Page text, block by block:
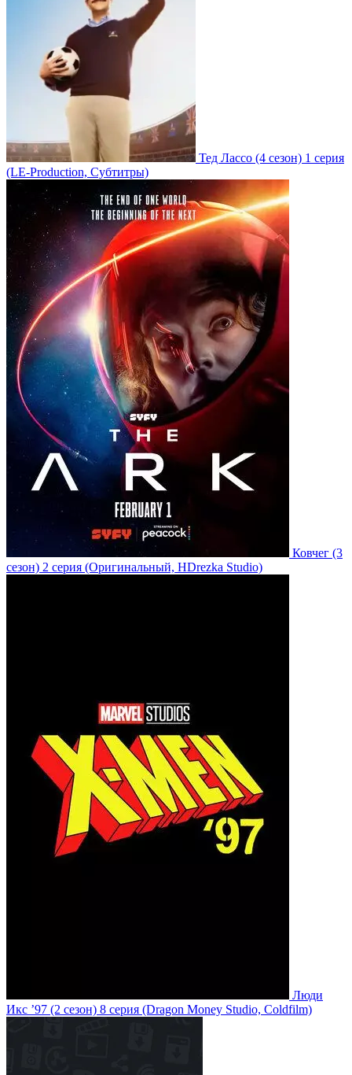
Тед Лассо (4 сезон) 1 серия
(LE-Production, Субтитры)
Ковчег (3
сезон) 2 серия (Оригинальный, HDrezka Studio)
Люди
Икс ’97 (2 сезон) 8 серия (Dragon Money Studio, Coldfilm)